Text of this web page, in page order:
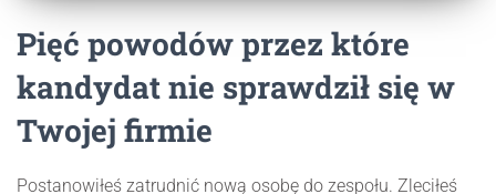
Pięć powodów przez które
kandydat nie sprawdził się w
Twojej firmie
Postanowiłeś zatrudnić nową osobę do zespołu. Zleciłeś